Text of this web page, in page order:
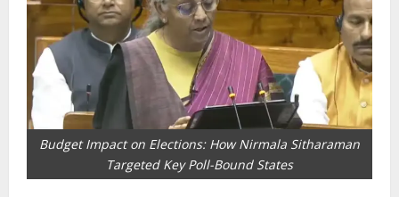
Budget Impact on Elections: How Nirmala Sitharaman
Targeted Key Poll-Bound States